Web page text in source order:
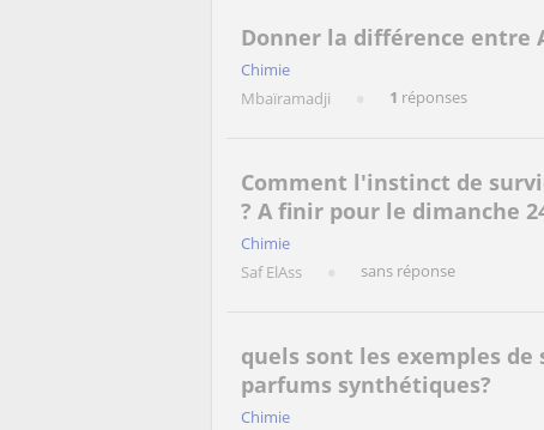
Donner la différence entre
Chimie
Mbaïramadji
1 réponses
Comment l'instinct de
? A finir pour le dimanche
Chimie
Saf ElAss
sans réponse
quels sont les exemples de
parfums synthétiques?
Chimie